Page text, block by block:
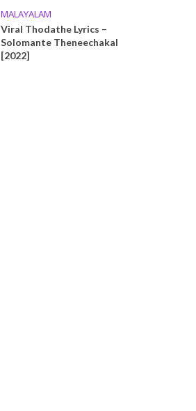
MALAYALAM
Viral Thodathe Lyrics –
Solomante Theneechakal
[2022]